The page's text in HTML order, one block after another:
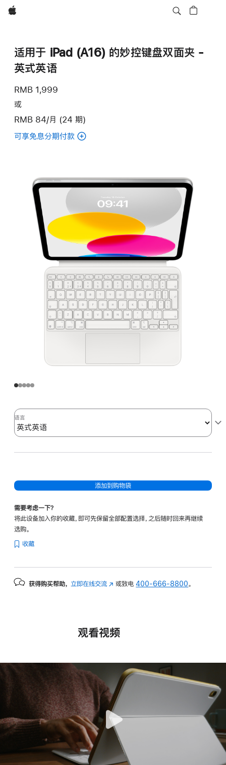
Apple
适用于 iPad (A16) 的妙控键盘双面夹 -
英式英语
RMB 1,999
或
RMB 84/月 (24 期)
可享免息分期付款 (适
(A16)
妙
控
键
双
面
夹
-
英
式
的
项)
语言
添加到购物袋
需要考虑一下？
将此设备加入你的收藏，即可先保留全部配置选择，之后随时回来再继续
选购。
收藏
获得购买帮助， 立即在线交流 (在
中
打
或致电400-666-8800。
观看视频